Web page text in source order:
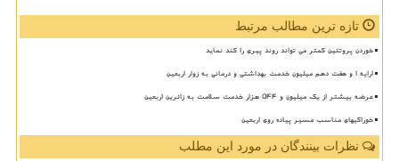
تازه ترین مطالب مرتبط
خوردن پروتئین کمتر می تواند روند پیری را کند نماید
ارایه ۱ و هفت دهم میلیون خدمت بهداشتی و درمانی به زوار اربعین
عرضه بیشتر از یک میلیون و ۵۴۴ هزار خدمت سلامت به زائرین اربعین
خوراکیهای مناسب مسیر پیاده روی اربعین
نظرات بینندگان در مورد این مطلب